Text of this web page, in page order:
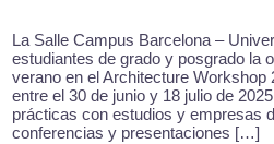
La Salle Campus Barcelona –
estudiantes de grado y posgrado la
verano en el Architecture Workshop
entre el 30 de junio y 18 julio de
prácticas con estudios y empresas
conferencias y presentaciones […]